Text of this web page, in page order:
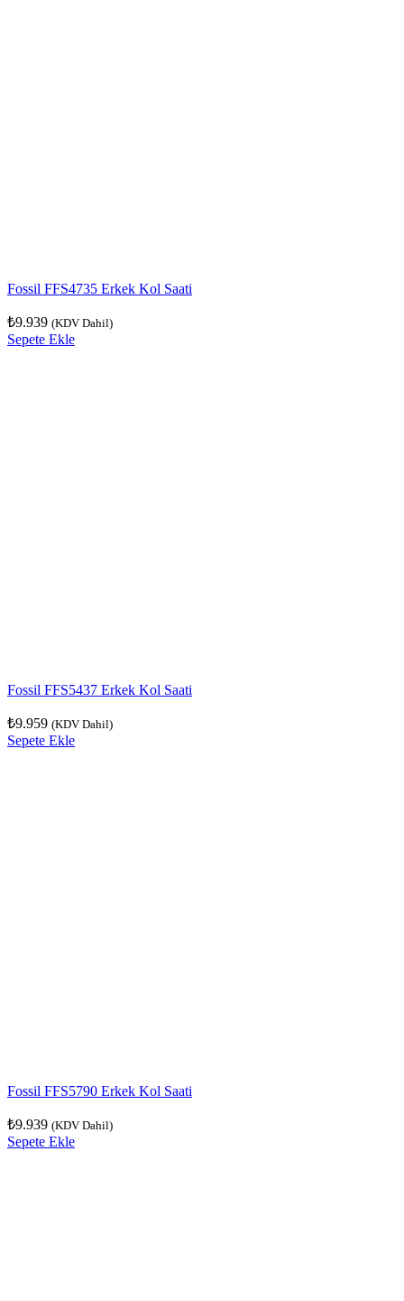
Fossil FFS4735 Erkek Kol Saati
₺9.939 (KDV Dahil)
Sepete Ekle
Fossil FFS5437 Erkek Kol Saati
₺9.959 (KDV Dahil)
Sepete Ekle
Fossil FFS5790 Erkek Kol Saati
₺9.939 (KDV Dahil)
Sepete Ekle